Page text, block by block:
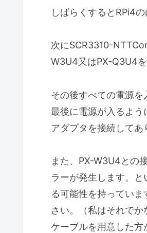
しばらくするとRPi4
次にSCR3310-
W3U4又はPX-Q3U4
その後すべての電源
最後に電源が入るよ
アダプタを接続してあ
また、PX-W3U4との
ラーが発生します。
る可能性を持ってい
さい。（私はそれで
ケーブルを用意した方